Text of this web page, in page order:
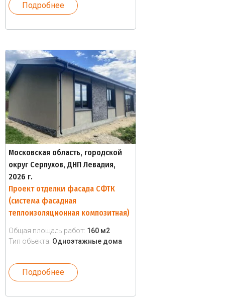
Подробнее
Московская область, городской
округ Серпухов, ДНП Левадия,
2026 г.
Проект отделки фасада СФТК
(система фасадная
теплоизоляционная композитная)
Общая площадь работ: 160 м2
Тип объекта: Одноэтажные дома
Подробнее